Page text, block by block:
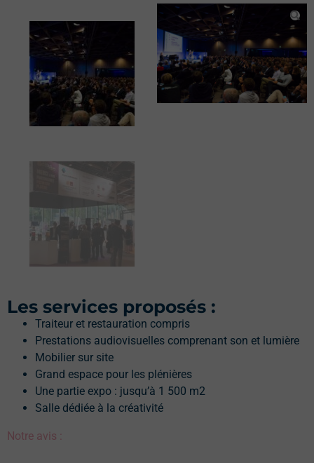
Les services proposés :
Traiteur et restauration compris
Prestations audiovisuelles comprenant son et lumière
Mobilier sur site
Grand espace pour les plénières
Une partie expo : jusqu’à 1 500 m2
Salle dédiée à la créativité
Notre avis :